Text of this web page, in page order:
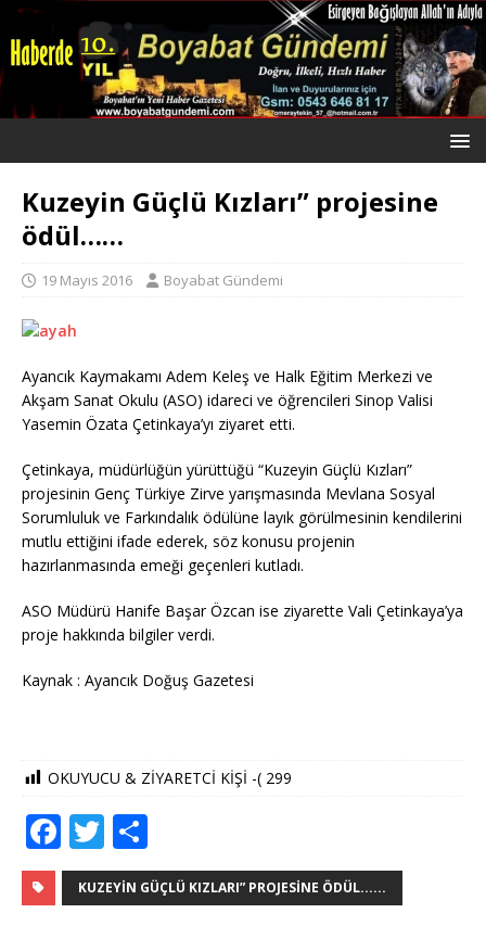
Kuzeyin Güçlü Kızları” projesine
ödül……
19 Mayıs 2016 Boyabat Gündemi
Ayancık Kaymakamı Adem Keleş ve Halk Eğitim Merkezi ve
Akşam Sanat Okulu (ASO) idareci ve öğrencileri Sinop Valisi
Yasemin Özata Çetinkaya’yı ziyaret etti.
Çetinkaya, müdürlüğün yürüttüğü “Kuzeyin Güçlü Kızları”
projesinin Genç Türkiye Zirve yarışmasında Mevlana Sosyal
Sorumluluk ve Farkındalık ödülüne layık görülmesinin kendilerini
mutlu ettiğini ifade ederek, söz konusu projenin
hazırlanmasında emeği geçenleri kutladı.
ASO Müdürü Hanife Başar Özcan ise ziyarette Vali Çetinkaya’ya
proje hakkında bilgiler verdi.
Kaynak : Ayancık Doğuş Gazetesi
OKUYUCU & ZİYARETCİ KİŞİ -( 299
F
a
c
T
w
it
h
ar
KUZEYIN GÜÇLÜ KIZLARI” PROJESINE ÖDÜL......